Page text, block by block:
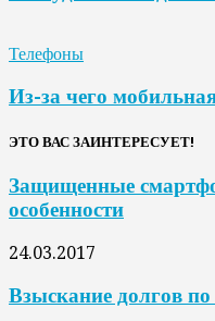
Телефоны
Из-за чего
ЭТО ВАС ЗАИНТЕРЕСУЕТ!
Защищенные
особенности
24.03.2017
Взыскание долгов